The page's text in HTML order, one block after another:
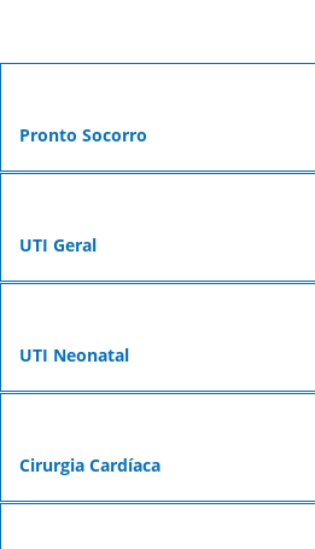
TODOS OS CAMPOS SÃO
Pronto Socorro
UTI Geral
UTI Neonatal
Cirurgia Cardíaca